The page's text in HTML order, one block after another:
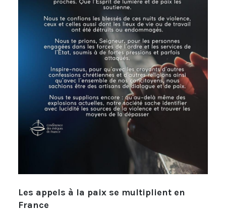
Les appels à la paix se multiplient en
France